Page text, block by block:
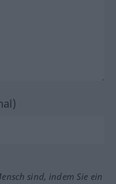
sind, indem Sie ein